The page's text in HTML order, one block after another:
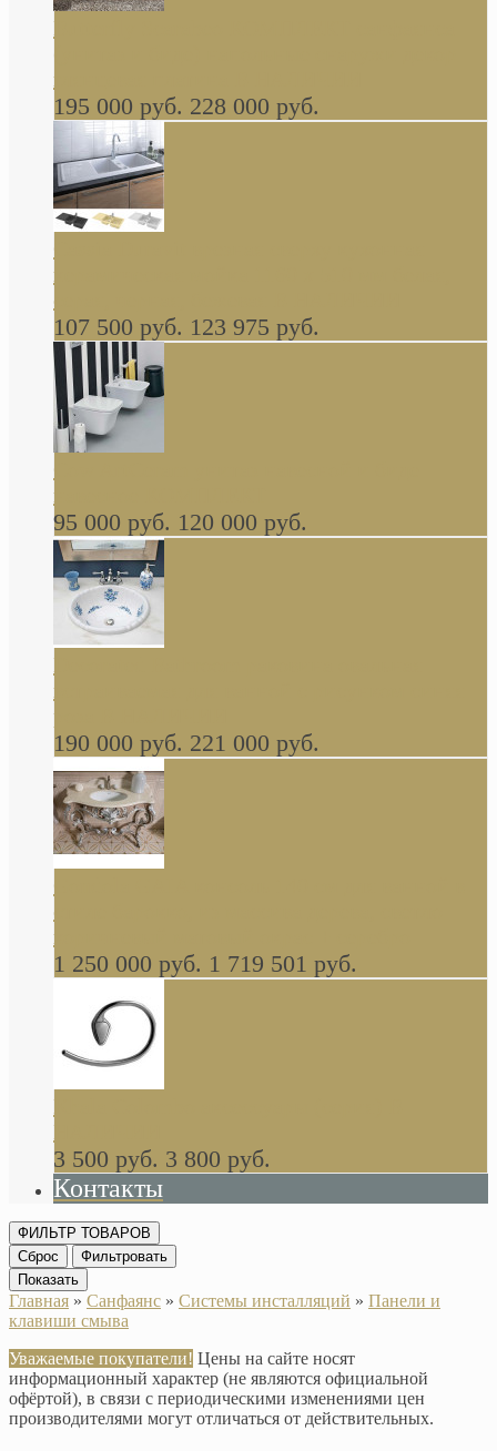
Butterfly Scarabeo КОМПЛЕКТ санфаянса
глянцевая платина В НАЛИЧИИ
195 000 руб. 228 000 руб.
керамическая мойка 1160 x 510 мм белая,
серая, черная, бежевая В НАЛИЧИИ
107 500 руб. 123 975 руб.
навесное КОМПЛЕКТ
95 000 руб. 120 000 руб.
Decorated Bathroom раковина овальная
встраиваемая для ванной с рисунком синяя
роза В НАЛИЧИИ
190 000 руб. 221 000 руб.
стиле барокко, из массива дерева, светло
коричневый матовый окрас + серебро
1 250 000 руб. 1 719 501 руб.
Khala Colombo аксессуары (серия) В
НАЛИЧИИ
3 500 руб. 3 800 руб.
Контакты
ФИЛЬТР ТОВАРОВ
Сброс
Фильтровать
Показать
Главная » Санфаянс » Системы инсталляций » Панели и
клавиши смыва
Уважаемые покупатели! Цены на сайте носят
информационный характер (не являются официальной
офёртой), в связи с периодическими изменениями цен
производителями могут отличаться от действительных.